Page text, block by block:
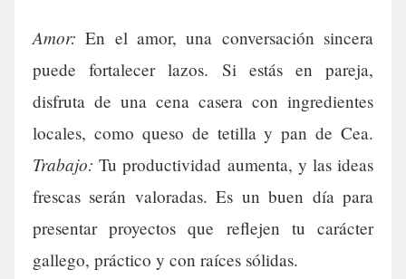
Amor: En el amor, una conversación sincera
puede fortalecer lazos. Si estás en pareja,
disfruta de una cena casera con ingredientes
locales, como queso de tetilla y pan de Cea.
Trabajo: Tu productividad aumenta, y las ideas
frescas serán valoradas. Es un buen día para
presentar proyectos que reflejen tu carácter
gallego, práctico y con raíces sólidas.